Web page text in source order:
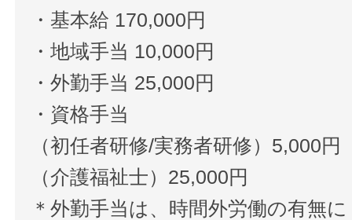
・基本給 170,000円
・地域手当 10,000円
・外勤手当 25,000円
・資格手当
（初任者研修/実務者研修）5,000円
（介護福祉士）25,000円
＊外勤手当は、時間外労働の有無に